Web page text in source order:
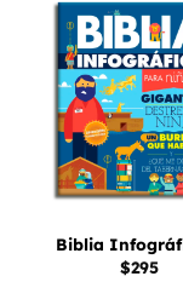
Biblia
$295